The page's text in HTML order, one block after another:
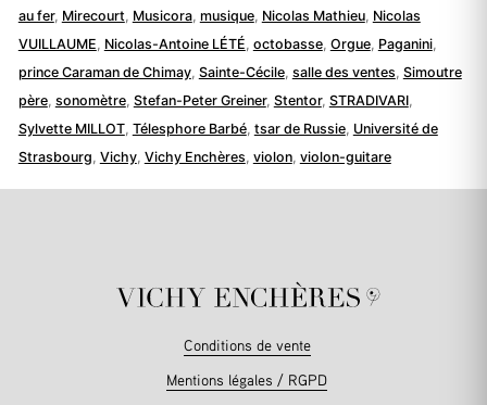
au fer, Mirecourt Musicora, musique, Nicolas Mathieu, Nicolas
VUILLAUME Nicolas-Antoine LÉTÉ octobasse, Orgue, Paganini,
prince Caraman de Chimay, Sainte-Cécile, salle des ventes Simoutre
père, sonomètre, Stefan-Peter Greiner, Stentor, STRADIVARI,
Sylvette MILLOT, Télesphore Barbé, tsar de Russie, Université de
Strasbourg Vichy, Vichy Enchères violon, violon-guitare
Conditions de vente
Mentions légales / RGPD